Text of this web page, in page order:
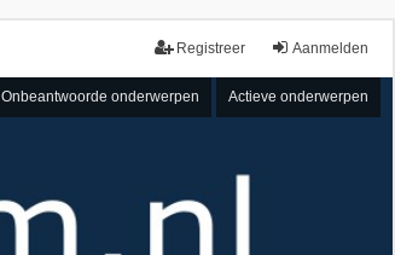
Aanmelden
Registreer
Onbeantwoorde onderwerpen Actieve onderwerpen